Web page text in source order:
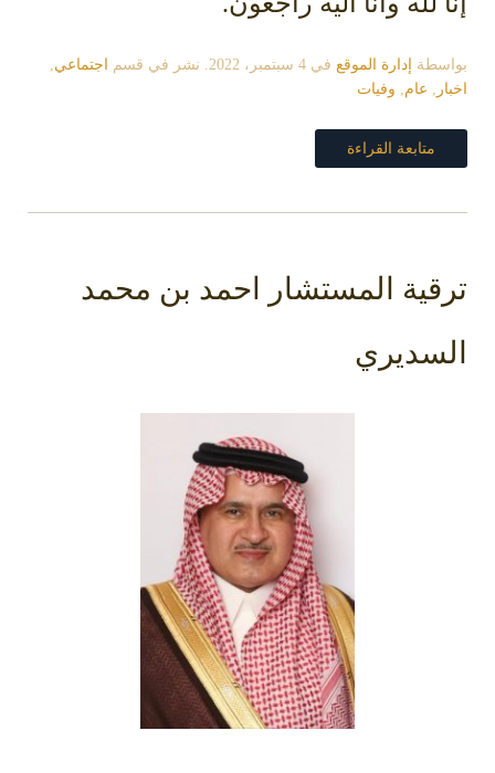
بواسطة إدارة الموقع في 4 سبتمبر، 2022 . نشر في قسم اجتماعي
اخبار
عام وفيات
متابعة القراءة
ترقية المستشار احمد بن محمد
السديري